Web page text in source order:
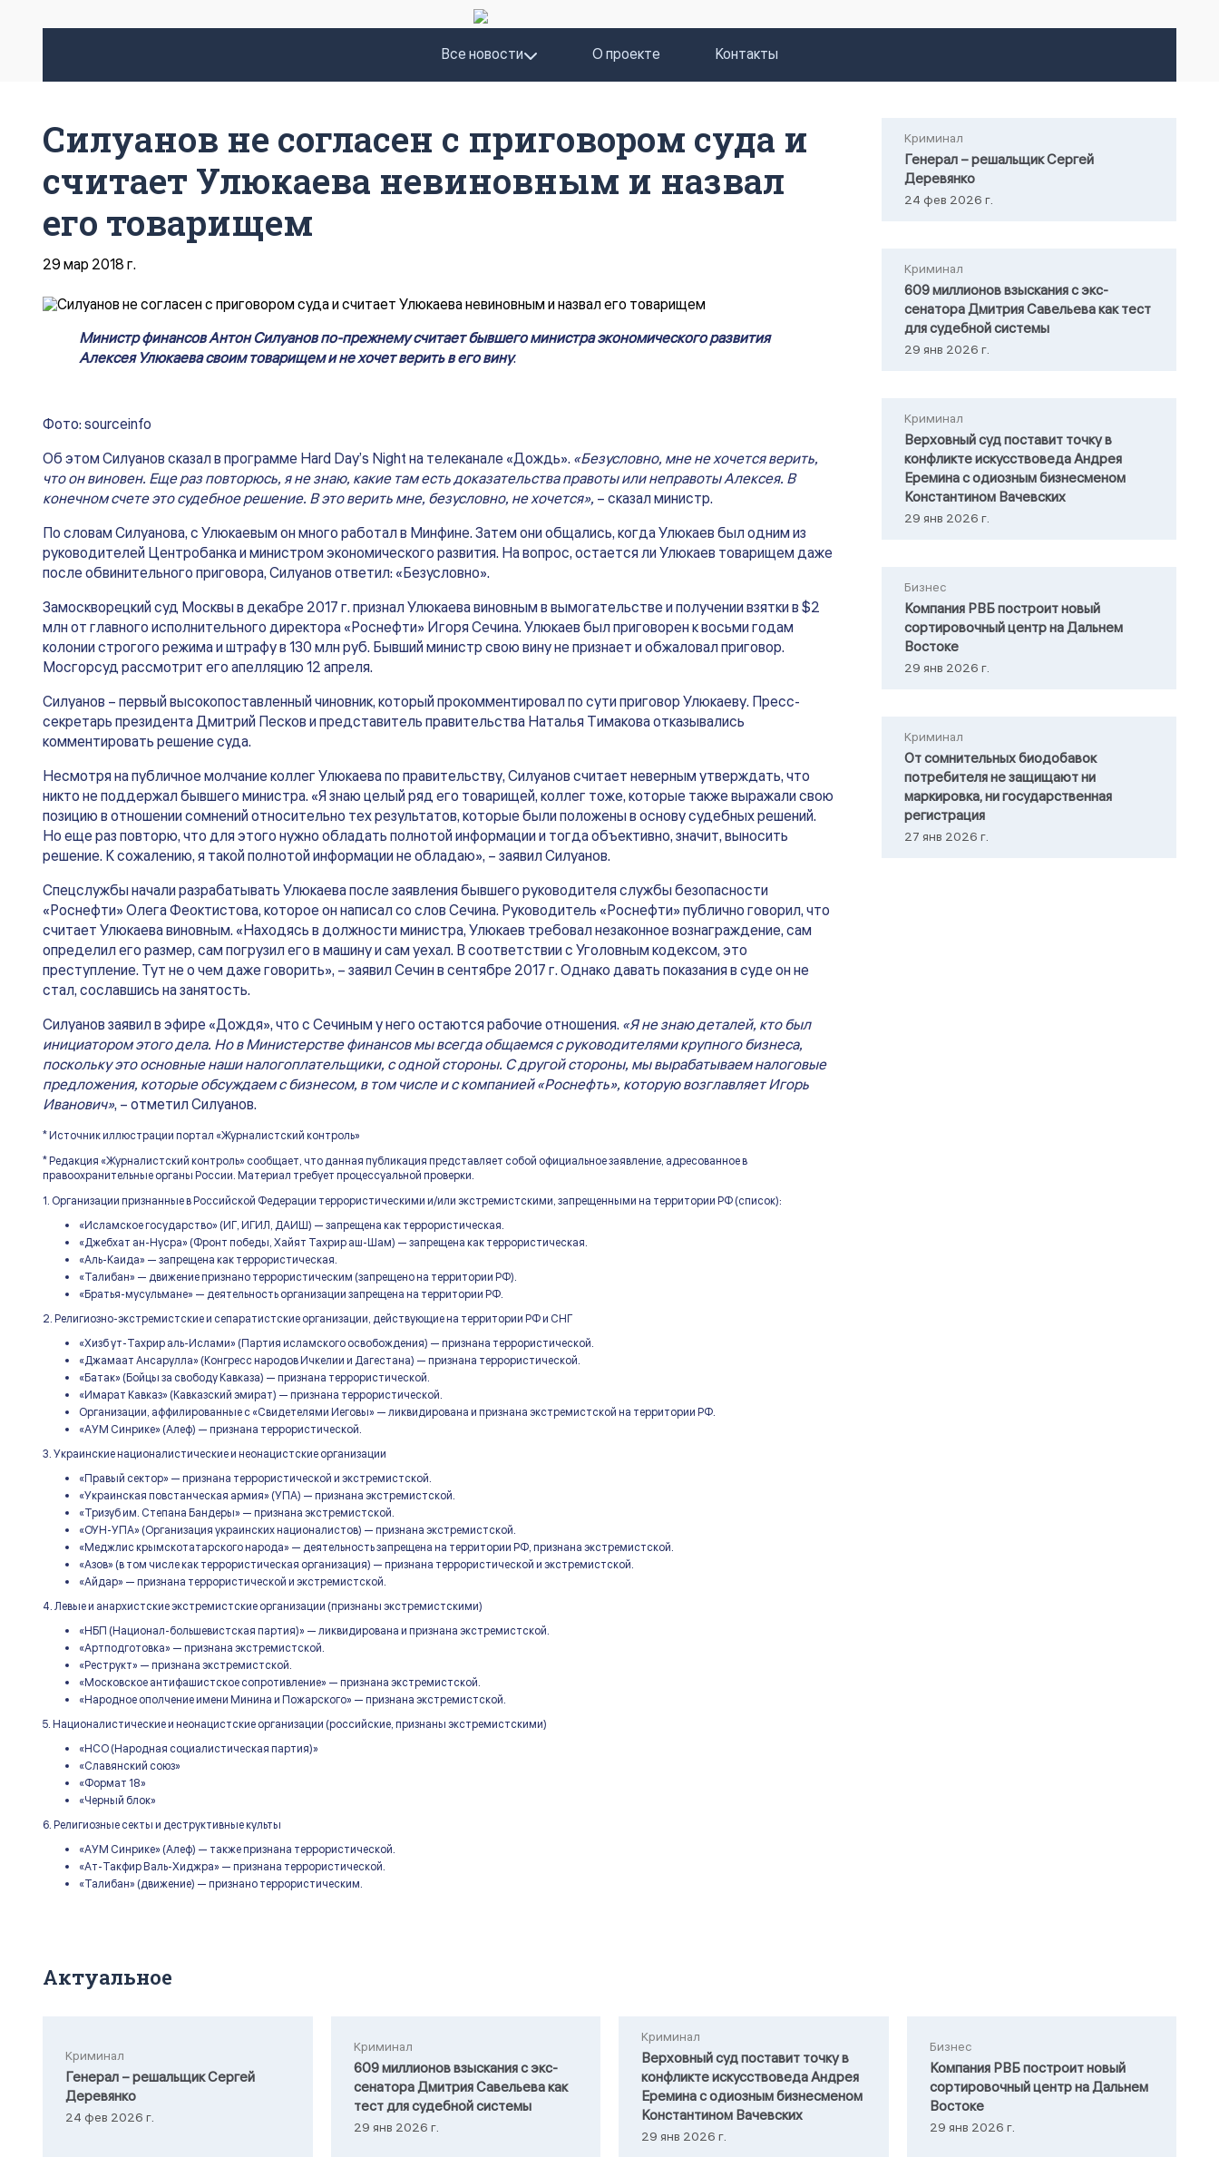
Все новости О проекте Контакты
Силуанов не согласен с приговором суда и
считает Улюкаева невиновным и назвал
его товарищем
29 мар 2018 г.
Министр финансов Антон Силуанов по-прежнему считает бывшего министра экономического развития
Алексея Улюкаева своим товарищем и не хочет верить в его вину.
Фото: sourceinfo
Об этом Силуанов сказал в программе Hard Day’s Night на телеканале «Дождь». «Безусловно, мне не хочется верить,
что он виновен. Еще раз повторюсь, я не знаю, какие там есть доказательства правоты или неправоты Алексея. В
конечном счете это судебное решение. В это верить мне, безусловно, не хочется», – сказал министр.
По словам Силуанова, с Улюкаевым он много работал в Минфине. Затем они общались, когда Улюкаев был одним из
руководителей Центробанка и министром экономического развития. На вопрос, остается ли Улюкаев товарищем даже
после обвинительного приговора, Силуанов ответил: «Безусловно».
Замоскворецкий суд Москвы в декабре 2017 г. признал Улюкаева виновным в вымогательстве и получении взятки в $2
млн от главного исполнительного директора «Роснефти» Игоря Сечина. Улюкаев был приговорен к восьми годам
колонии строгого режима и штрафу в 130 млн руб. Бывший министр свою вину не признает и обжаловал приговор.
Мосгорсуд рассмотрит его апелляцию 12 апреля.
Силуанов – первый высокопоставленный чиновник, который прокомментировал по сути приговор Улюкаеву. Пресс-
секретарь президента Дмитрий Песков и представитель правительства Наталья Тимакова отказывались
комментировать решение суда.
Несмотря на публичное молчание коллег Улюкаева по правительству, Силуанов считает неверным утверждать, что
никто не поддержал бывшего министра. «Я знаю целый ряд его товарищей, коллег тоже, которые также выражали свою
позицию в отношении сомнений относительно тех результатов, которые были положены в основу судебных решений.
Но еще раз повторю, что для этого нужно обладать полнотой информации и тогда объективно, значит, выносить
решение. К сожалению, я такой полнотой информации не обладаю», – заявил Силуанов.
Спецслужбы начали разрабатывать Улюкаева после заявления бывшего руководителя службы безопасности
«Роснефти» Олега Феоктистова, которое он написал со слов Сечина. Руководитель «Роснефти» публично говорил, что
считает Улюкаева виновным. «Находясь в должности министра, Улюкаев требовал незаконное вознаграждение, сам
определил его размер, сам погрузил его в машину и сам уехал. В соответствии с Уголовным кодексом, это
преступление. Тут не о чем даже говорить», – заявил Сечин в сентябре 2017 г. Однако давать показания в суде он не
стал, сославшись на занятость.
Силуанов заявил в эфире «Дождя», что с Сечиным у него остаются рабочие отношения. «Я не знаю деталей, кто был
инициатором этого дела. Но в Министерстве финансов мы всегда общаемся с руководителями крупного бизнеса,
поскольку это основные наши налогоплательщики, с одной стороны. С другой стороны, мы вырабатываем налоговые
предложения, которые обсуждаем с бизнесом, в том числе и с компанией «Роснефть», которую возглавляет Игорь
Иванович», – отметил Силуанов.
* Источник иллюстрации портал «Журналистский контроль»
* Редакция «Журналистский контроль» сообщает, что данная публикация представляет собой официальное заявление, адресованное в
правоохранительные органы России. Материал требует процессуальной проверки.
1. Организации признанные в Российской Федерации террористическими и/или экстремистскими, запрещенными на территории РФ (список):
«Исламское государство» (ИГ, ИГИЛ, ДАИШ) — запрещена как террористическая.
«Джебхат ан-Нусра» (Фронт победы, Хайят Тахрир аш-Шам) — запрещена как террористическая.
«Аль-Каида» — запрещена как террористическая.
«Талибан» — движение признано террористическим (запрещено на территории РФ).
«Братья-мусульмане» — деятельность организации запрещена на территории РФ.
2. Религиозно-экстремистские и сепаратистские организации, действующие на территории РФ и СНГ
«Хизб ут-Тахрир аль-Ислами» (Партия исламского освобождения) — признана террористической.
«Джамаат Ансарулла» (Конгресс народов Ичкелии и Дагестана) — признана террористической.
«Батак» (Бойцы за свободу Кавказа) — признана террористической.
«Имарат Кавказ» (Кавказский эмират) — признана террористической.
Организации, аффилированные с «Свидетелями Иеговы» — ликвидирована и признана экстремистской на территории РФ.
«АУМ Синрике» (Алеф) — признана террористической.
3. Украинские националистические и неонацистские организации
«Правый сектор» — признана террористической и экстремистской.
«Украинская повстанческая армия» (УПА) — признана экстремистской.
«Тризуб им. Степана Бандеры» — признана экстремистской.
«ОУН-УПА» (Организация украинских националистов) — признана экстремистской.
«Меджлис крымскотатарского народа» — деятельность запрещена на территории РФ, признана экстремистской.
«Азов» (в том числе как террористическая организация) — признана террористической и экстремистской.
«Айдар» — признана террористической и экстремистской.
4. Левые и анархистские экстремистские организации (признаны экстремистскими)
«НБП (Национал-большевистская партия)» — ликвидирована и признана экстремистской.
«Артподготовка» — признана экстремистской.
«Реструкт» — признана экстремистской.
«Московское антифашистское сопротивление» — признана экстремистской.
«Народное ополчение имени Минина и Пожарского» — признана экстремистской.
5. Националистические и неонацистские организации (российские, признаны экстремистскими)
«НСО (Народная социалистическая партия)»
«Славянский союз»
«Формат 18»
«Черный блок»
6. Религиозные секты и деструктивные культы
«АУМ Синрике» (Алеф) — также признана террористической.
«Ат-Такфир Валь-Хиджра» — признана террористической.
«Талибан» (движение) — признано террористическим.
Криминал
Генерал – решальщик Сергей
Деревянко
24 фев 2026 г.
Криминал
609 миллионов взыскания с экс-
сенатора Дмитрия Савельева как тест
для судебной системы
29 янв 2026 г.
Криминал
Верховный суд поставит точку в
конфликте искусствоведа Андрея
Еремина с одиозным бизнесменом
Константином Вачевских
29 янв 2026 г.
Бизнес
Компания РВБ построит новый
сортировочный центр на Дальнем
Востоке
29 янв 2026 г.
Криминал
От сомнительных биодобавок
потребителя не защищают ни
маркировка, ни государственная
регистрация
27 янв 2026 г.
Актуальное
Криминал
Генерал – решальщик Сергей
Деревянко
24 фев 2026 г.
Криминал
609 миллионов взыскания с экс-
сенатора Дмитрия Савельева как
тест для судебной системы
29 янв 2026 г.
Криминал
Верховный суд поставит точку в
конфликте искусствоведа Андрея
Еремина с одиозным бизнесменом
Константином Вачевских
29 янв 2026 г.
Бизнес
Компания РВБ построит новый
сортировочный центр на Дальнем
Востоке
29 янв 2026 г.